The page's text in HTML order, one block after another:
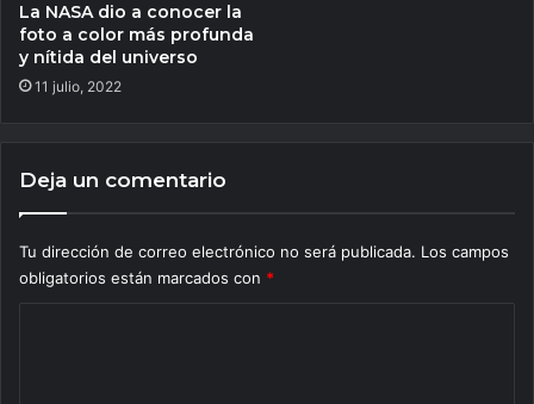
La NASA dio a conocer la
foto a color más profunda
y nítida del universo
11 julio, 2022
Deja un comentario
Tu dirección de correo electrónico no será publicada. Los campos
obligatorios están marcados con *